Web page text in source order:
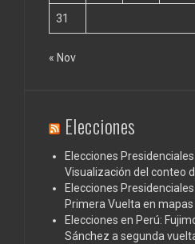
31
« Nov
Elecciones
Elecciones
Visualización del conteo
Elecciones
Primera Vuelta en mapas
Elecciones en Perú:
Sánchez a segunda